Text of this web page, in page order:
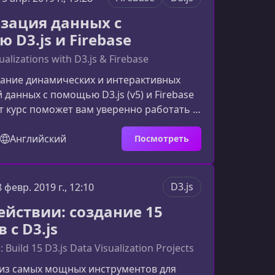
до глубокого понимания принципов
данных
данных с
D3.js и Firebase
with D3.js & Firebase
динамических и интерактивных
данных с помощью D3.js (v5) и Firebase
курс поможет вам уверенно работать с
реальными потоками данных и
инструментами фронтенд‑разработки,
которые реагируют на изменение
реального времени.Что вы изучите
шаг за шагом проводит через
D3.js и Firestore, помогая
Английский Посмотреть
февр. 2019 г., 12:10 D3.js
создание 15
c D3.js
Build 15 D3.js Data Visualization Projects
самых мощных инструментов для